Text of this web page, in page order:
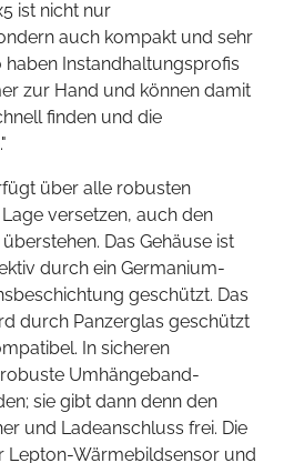
ist nicht nur
auch kompakt und sehr
haben Instandhaltungsprofis
zur Hand und können damit
finden und die
über alle robusten
versetzen, auch den
Das Gehäuse ist
durch ein Germanium-
geschützt. Das
durch Panzerglas geschützt
In sicheren
Umhängeband-
sie gibt dann denn den
und Ladeanschluss frei. Die
Lepton-Wärmebildsensor und